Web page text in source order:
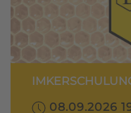
08.09.2026